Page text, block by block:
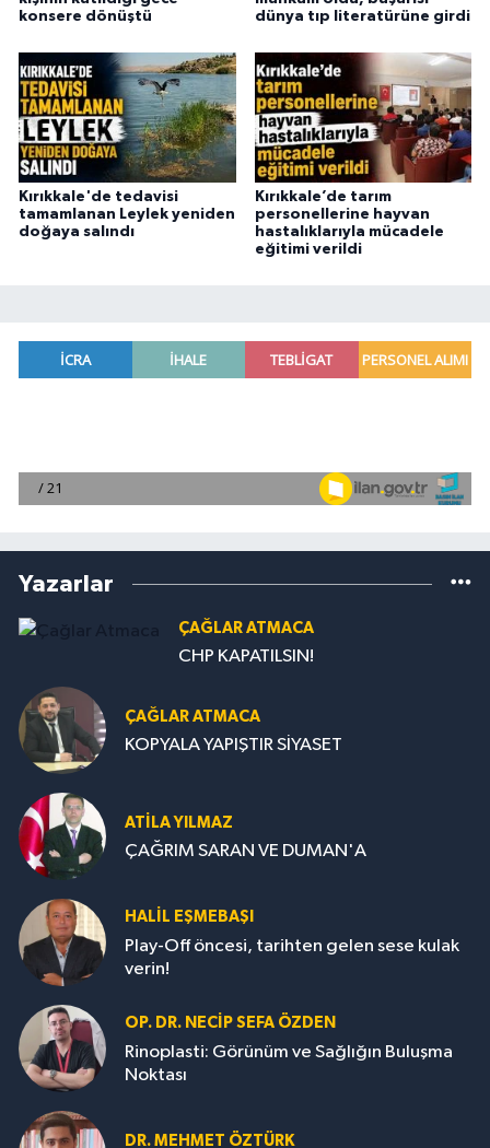
konsere dönüştü
dünya tıp literatürüne girdi
Kırıkkale'de tedavisi
tamamlanan Leylek yeniden
doğaya salındı
Kırıkkale’de tarım
personellerine hayvan
hastalıklarıyla mücadele
eğitimi verildi
Yazarlar
ÇAĞLAR ATMACA
CHP KAPATILSIN!
ÇAĞLAR ATMACA
KOPYALA YAPIŞTIR SİYASET
ATILA YILMAZ
ÇAĞRIM SARAN VE DUMAN'A
HALIL EŞMEBAŞI
Play-Off öncesi, tarihten gelen sese kulak
verin!
OP. DR. NECIP SEFA ÖZDEN
Rinoplasti: Görünüm ve Sağlığın Buluşma
Noktası
DR. MEHMET ÖZTÜRK